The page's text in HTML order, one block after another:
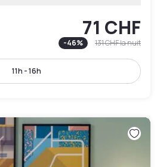
71 CHF
-46% 131 CHFla nuit
11h - 16h